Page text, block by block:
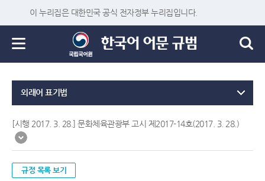
이 누리집은 대한민국 공식 전자정부 누리집입니다.
외래어 표기법
[시행 2017. 3. 28.] 문화체육관광부 고시 제2017-14호(2017. 3. 28.)
규정 목록 보기